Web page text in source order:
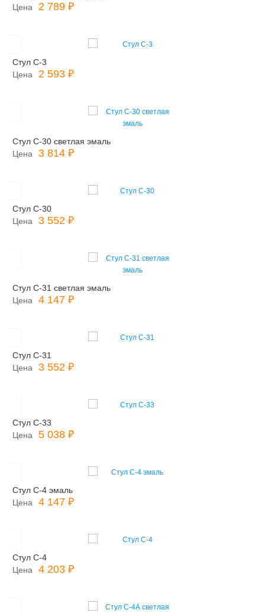
Цена
2 789 ₽
Стул С-3
Цена
2 593 ₽
Стул С-30 светлая эмаль
Цена
3 814 ₽
Стул С-30
Цена
3 552 ₽
Стул С-31 светлая эмаль
Цена
4 147 ₽
Стул С-31
Цена
3 552 ₽
Стул С-33
Цена
5 038 ₽
Стул С-4 эмаль
Цена
4 147 ₽
Стул С-4
Цена
4 203 ₽